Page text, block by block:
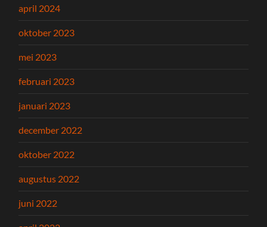
april 2024
oktober 2023
mei 2023
februari 2023
januari 2023
december 2022
oktober 2022
augustus 2022
juni 2022